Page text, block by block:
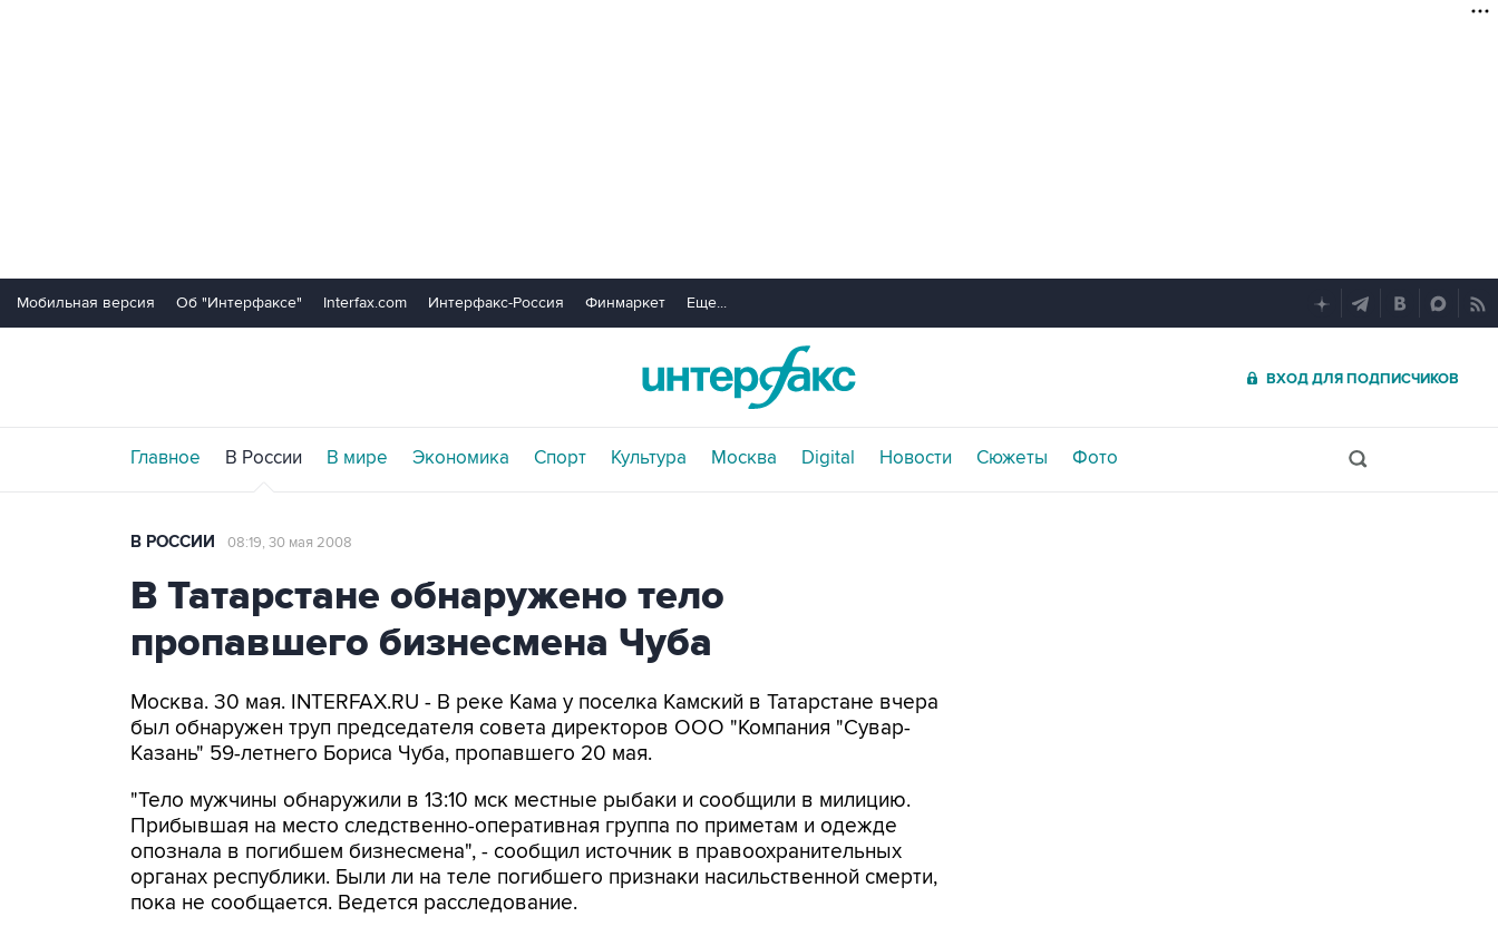
Мобильная версия Об "Интерфаксе" Interfax.com Интерфакс-Россия Финмаркет Еще...
ВХОД ДЛЯ ПОДПИСЧИКОВ
Главное В России В мире Экономика Спорт Культура Москва Digital Новости Сюжеты Фото
В РОССИИ 08:19, 30 мая 2008
В Татарстане обнаружено тело
пропавшего бизнесмена Чуба
Москва. 30 мая. INTERFAX.RU - В реке Кама у поселка Камский в Татарстане вчера
был обнаружен труп председателя совета директоров ООО "Компания "Сувар-
Казань" 59-летнего Бориса Чуба, пропавшего 20 мая.
"Тело мужчины обнаружили в 13:10 мск местные рыбаки и сообщили в милицию.
Прибывшая на место следственно-оперативная группа по приметам и одежде
опознала в погибшем бизнесмена", - сообщил источник в правоохранительных
органах республики. Были ли на теле погибшего признаки насильственной смерти,
пока не сообщается. Ведется расследование.